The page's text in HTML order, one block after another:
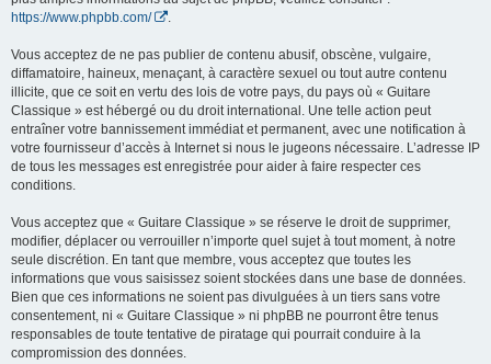
https://www.phpbb.com/
Vous acceptez de ne pas publier de contenu abusif, obscène, vulgaire,
diffamatoire, haineux, menaçant, à caractère sexuel ou tout autre contenu
illicite, que ce soit en vertu des lois de votre pays, du pays où « Guitare
Classique » est hébergé ou du droit international. Une telle action peut
entraîner votre bannissement immédiat et permanent, avec une notification à
votre fournisseur d’accès à Internet si nous le jugeons nécessaire. L’adresse IP
de tous les messages est enregistrée pour aider à faire respecter ces
conditions.
Vous acceptez que « Guitare Classique » se réserve le droit de supprimer,
modifier, déplacer ou verrouiller n’importe quel sujet à tout moment, à notre
seule discrétion. En tant que membre, vous acceptez que toutes les
informations que vous saisissez soient stockées dans une base de données.
Bien que ces informations ne soient pas divulguées à un tiers sans votre
consentement, ni « Guitare Classique » ni phpBB ne pourront être tenus
responsables de toute tentative de piratage qui pourrait conduire à la
compromission des données.